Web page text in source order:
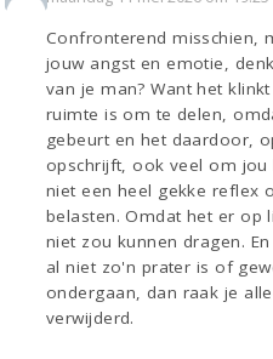
Confronterend misschien,
jouw angst en emotie,
van je man? Want het
ruimte is om te delen,
gebeurt en het daardoor,
opschrijft, ook veel om
niet een heel gekke reflex
belasten. Omdat het er op
niet zou kunnen dragen.
al niet zo'n prater is of
ondergaan, dan raak je
verwijderd.